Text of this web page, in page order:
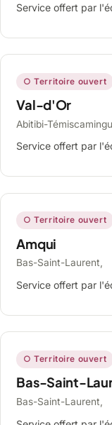
Service offert par
○ Territoire ouvert
Val-d'Or
Abitibi-
Service offert par
○ Territoire ouvert
Amqui
Bas-Saint-Laurent,
Service offert par
○ Territoire ouvert
Bas-Saint-
Bas-Saint-Laurent,